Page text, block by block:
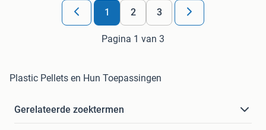
1 2 3
Pagina 1 van 3
Plastic Pellets en Hun Toepassingen
Gerelateerde zoektermen